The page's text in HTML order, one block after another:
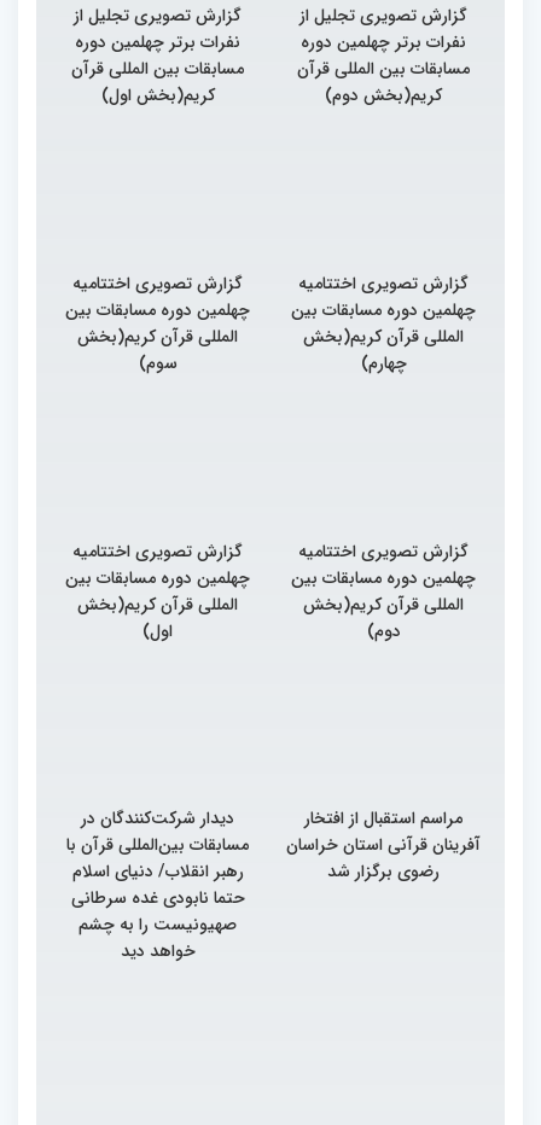
گزارش تصویری تجلیل از
نفرات برتر چهلمین دوره
مسابقات بین المللی قرآن
کریم(بخش دوم)
گزارش تصویری تجلیل از
نفرات برتر چهلمین دوره
مسابقات بین المللی قرآن
کریم(بخش اول)
گزارش تصویری اختتامیه
چهلمین دوره مسابقات بین
المللی قرآن کریم(بخش
چهارم)
گزارش تصویری اختتامیه
چهلمین دوره مسابقات بین
المللی قرآن کریم(بخش
سوم)
گزارش تصویری اختتامیه
چهلمین دوره مسابقات بین
المللی قرآن کریم(بخش
دوم)
گزارش تصویری اختتامیه
چهلمین دوره مسابقات بین
المللی قرآن کریم(بخش
اول)
مراسم استقبال از افتخار
آفرینان قرآنی استان خراسان
رضوی برگزار شد
دیدار شرکت‌کنندگان در
مسابقات بین‌المللی قرآن با
رهبر انقلاب/ دنیای اسلام
حتما نابودی غده سرطانی
صهیونیست را به چشم
خواهد دید